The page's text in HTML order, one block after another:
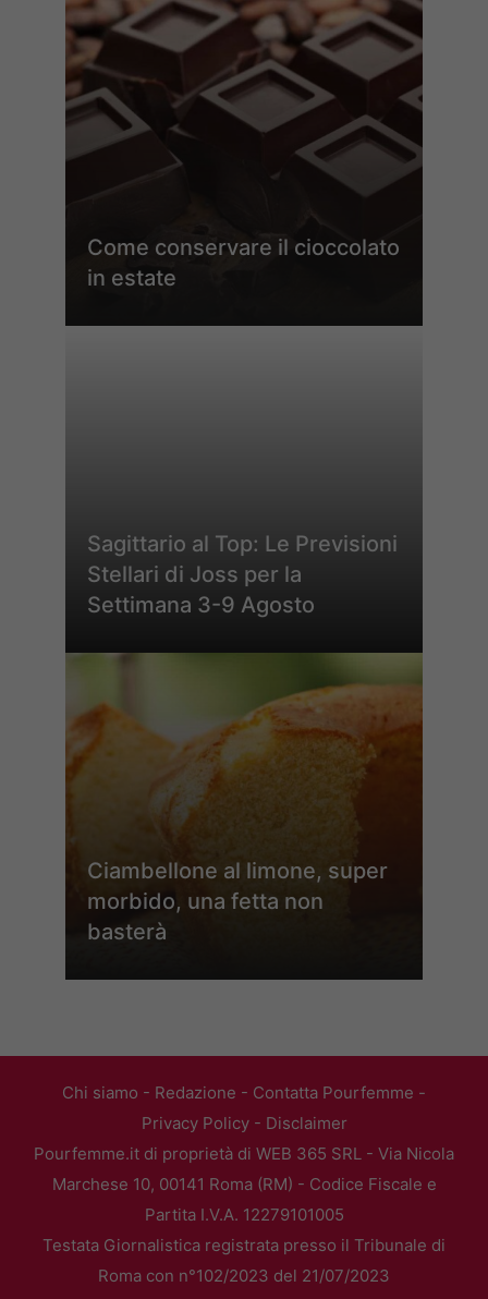
Come conservare il cioccolato
in estate
Sagittario al Top: Le Previsioni
Stellari di Joss per la
Settimana 3-9 Agosto
Ciambellone al limone, super
morbido, una fetta non
basterà
Chi siamo - Redazione - Contatta Pourfemme -
Privacy Policy- Disclaimer
Pourfemme.it di proprietà di WEB 365 SRL - Via Nicola
Marchese 10, 00141 Roma (RM) - Codice Fiscale e
Partita I.V.A. 12279101005
Testata Giornalistica registrata presso il Tribunale di
Roma con n°102/2023 del 21/07/2023